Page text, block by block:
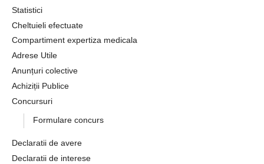
Statistici
Cheltuieli efectuate
Compartiment expertiza medicala
Adrese Utile
Anunțuri colective
Achiziții Publice
Concursuri
Formulare concurs
Declaratii de avere
Declaratii de interese